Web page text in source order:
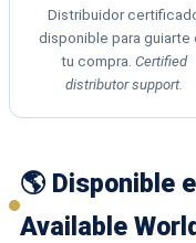
Distribuidor
disponible para guiarte
tu compra. Certified
distributor support.
🌎 Disponible
Available